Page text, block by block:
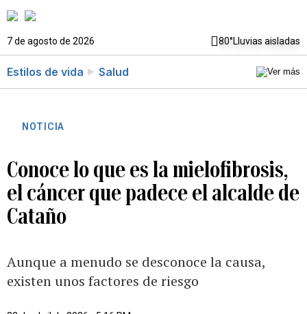
7 de agosto de 2026 80°Lluvias aisladas
Estilos de vida Salud
NOTICIA
Conoce lo que es la mielofibrosis,
el cáncer que padece el alcalde de
Cataño
Aunque a menudo se desconoce la causa,
existen unos factores de riesgo